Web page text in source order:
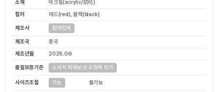
소재
아크릴(acrylic/腈纶)
컬러
레드(red), 블랙(black)
제조사 협력업체
제조국
중국
제조년월
2026.06
품질보증기준 소비자 피해보상 규정에 의거
사이즈조절 가능 불가능